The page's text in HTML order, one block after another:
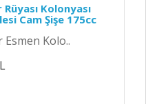
Rüyası Kolonyası
Cam Şişe 175cc
Esmen Kolo..